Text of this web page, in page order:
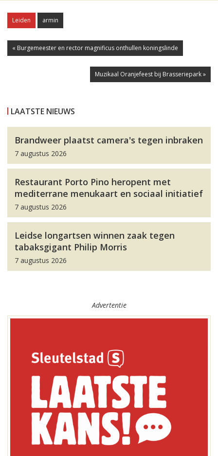
Leiden armin
« Burgemeester en rector magnificus onthullen koningslinde
Muzikaal Oranjefeest bij Brasseriepark »
LAATSTE NIEUWS
Brandweer plaatst camera's tegen inbraken
7 augustus 2026
Restaurant Porto Pino heropent met
mediterrane menukaart en sociaal initiatief
7 augustus 2026
Leidse longartsen winnen zaak tegen
tabaksgigant Philip Morris
7 augustus 2026
Advertentie